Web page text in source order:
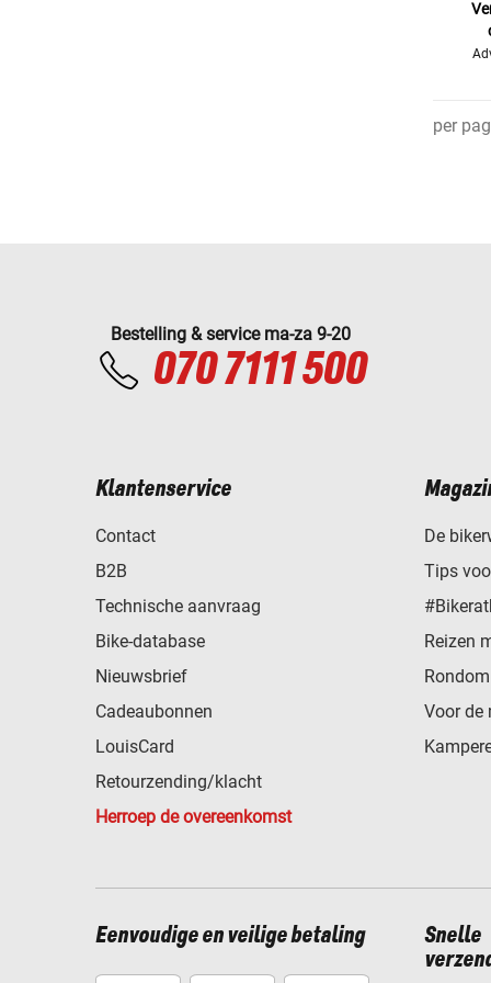
per
Bestelling & service ma-za 9-20
070 7111 500
Klantenservice
Contact
B2B
Technische aanvraag
Bike-database
Nieuwsbrief
Cadeaubonnen
LouisCard
Retourzending/klacht
Herroep de overeenkomst
De
Tips
Reizen
Voor de
Eenvoudige en veilige betaling
Snelle